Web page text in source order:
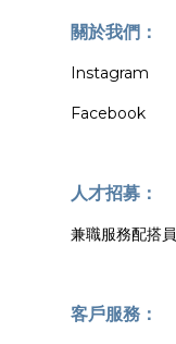
關於我們：
Instagram
Facebook
人才招募：
兼職服務配搭員
客戶服務：